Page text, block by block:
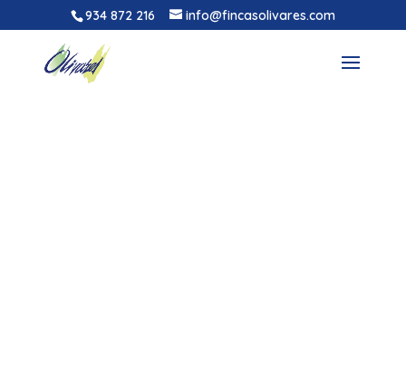
934 872 216 info@fincasolivares.com